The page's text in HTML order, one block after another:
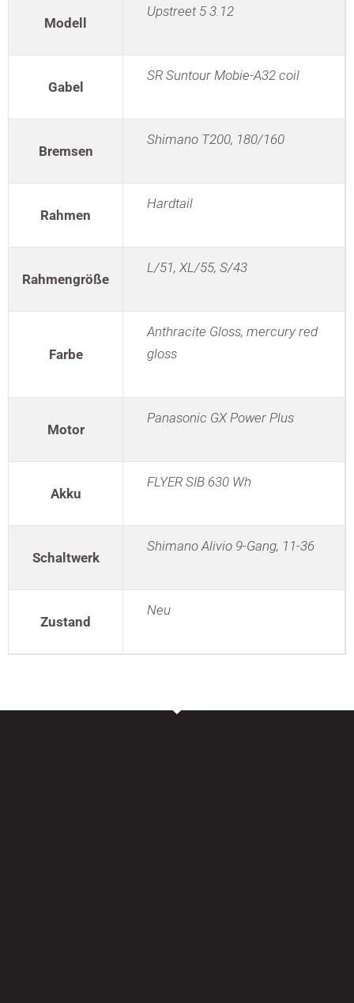
Modell
Upstreet 5 3.12
Gabel
SR Suntour Mobie-A32 coil
Bremsen
Shimano T200, 180/160
Rahmen
Hardtail
Rahmengröße
L/51, XL/55, S/43
Farbe
Anthracite Gloss, mercury red
gloss
Motor
Panasonic GX Power Plus
Akku
FLYER SIB 630 Wh
Schaltwerk
Shimano Alivio 9-Gang, 11-36
Zustand
Neu